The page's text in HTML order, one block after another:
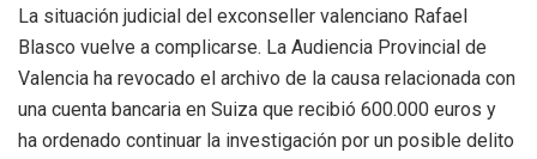
La situación judicial del exconseller valenciano Rafael
Blasco vuelve a complicarse. La Audiencia Provincial de
Valencia ha revocado el archivo de la causa relacionada con
una cuenta bancaria en Suiza que recibió 600.000 euros y
ha ordenado continuar la investigación por un posible delito